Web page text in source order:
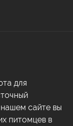
для
сайте вы
питомцев в